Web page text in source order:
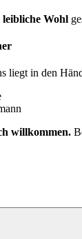
leibliche Wohl
liegt in den
willkommen.